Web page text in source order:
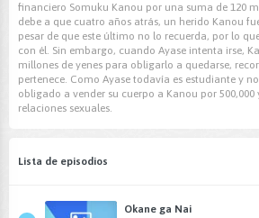
financiero Somuku Kanou por una suma de 120
debe a que cuatro años atrás, un herido Kanou
pesar de que este último no lo recuerda, por lo
con él. Sin embargo, cuando Ayase intenta irse,
millones de yenes para obligarlo a quedarse,
pertenece. Como Ayase todavía es estudiante y
obligado a vender su cuerpo a Kanou por 500,000
relaciones sexuales.
Lista de episodios
Okane ga Nai